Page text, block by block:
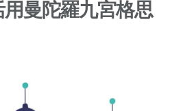
曼陀羅九宮格思